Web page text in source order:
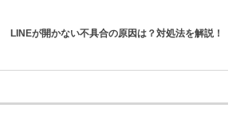
LINEが開かない不具合の原因は？対処法を解説！